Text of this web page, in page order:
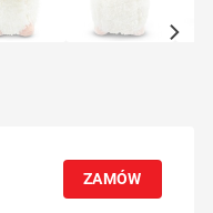
ZAMÓW